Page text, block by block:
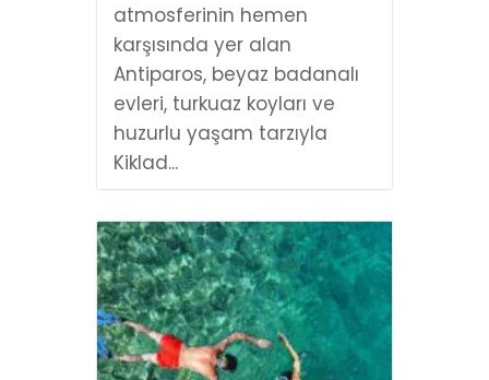
atmosferinin hemen
karşısında yer alan
Antiparos, beyaz badanalı
evleri, turkuaz koyları ve
huzurlu yaşam tarzıyla
Kiklad...